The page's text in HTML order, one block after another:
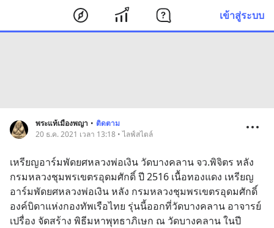
เข้าสู่ระบบ
พระแท้เมืองพญา • ติดตาม
20 ธ.ค. 2021 เวลา 13:18 • ไลฟ์สไตล์
เหรียญอาร์มพัดยศหลวงพ่อเงิน วัดบางคลาน จว.พิจิตร หลัง
กรมหลวงชุมพรเขตรอุดมศักดิ์ ปี 2516 เนื้อทองแดง เหรียญ
อาร์มพัดยศหลวงพ่อเงิน หลัง กรมหลวงชุมพรเขตรอุดมศักดิ์
องค์บิดาแห่งกองทัพเรือไทย รุ่นนี้ออกที่วัดบางคลาน อาจารย์
เปรื่อง จัดสร้าง พิธีมหาพุทธาภิเษก ณ วัดบางคลาน ในปี